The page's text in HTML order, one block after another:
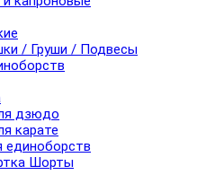
/ Груши / Подвесы
дзюдо
карате
единоборств
Шорты